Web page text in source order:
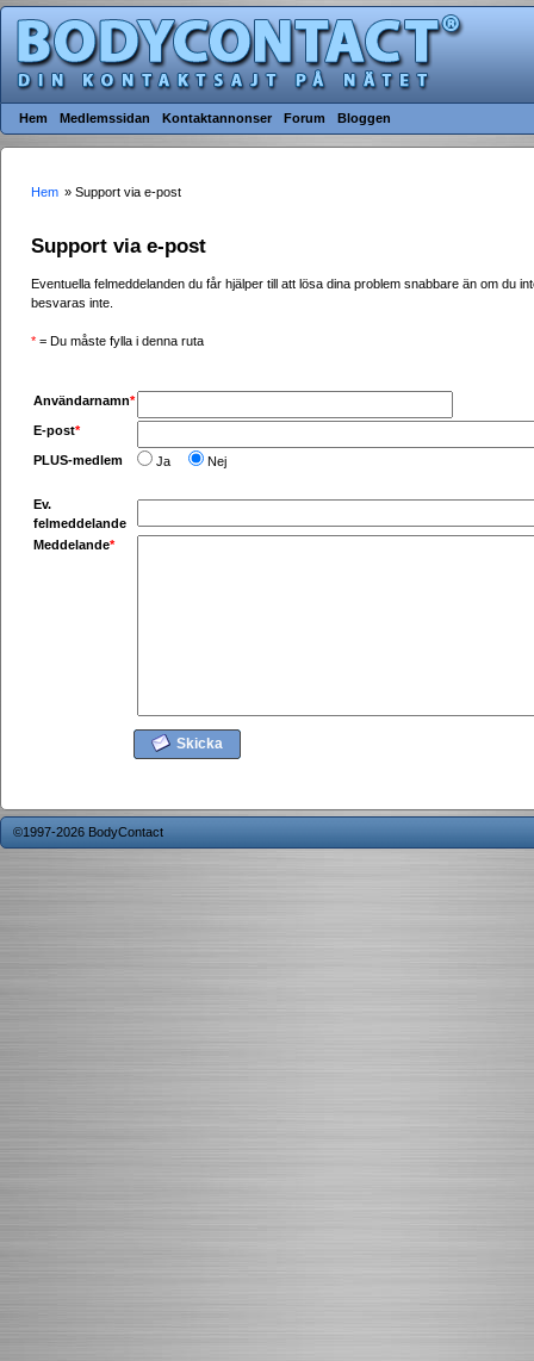
Hem Medlemssidan Kontaktannonser Forum Bloggen
Hem » Support via e-post
Support via e-post
Eventuella felmeddelanden du får hjälper till att lösa dina problem snabbare än om du
besvaras inte.
* = Du måste fylla i denna ruta
Användarnamn*
E-post*
PLUS-medlem Ja Nej
Ev.
felmeddelande
Meddelande*
Skicka
©1997-2026 BodyContact